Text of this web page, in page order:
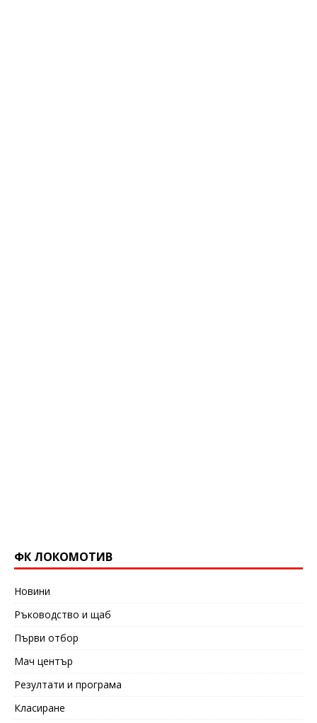
ФК ЛОКОМОТИВ
Новини
Ръководство и щаб
Първи отбор
Мач център
Резултати и програма
Класиране